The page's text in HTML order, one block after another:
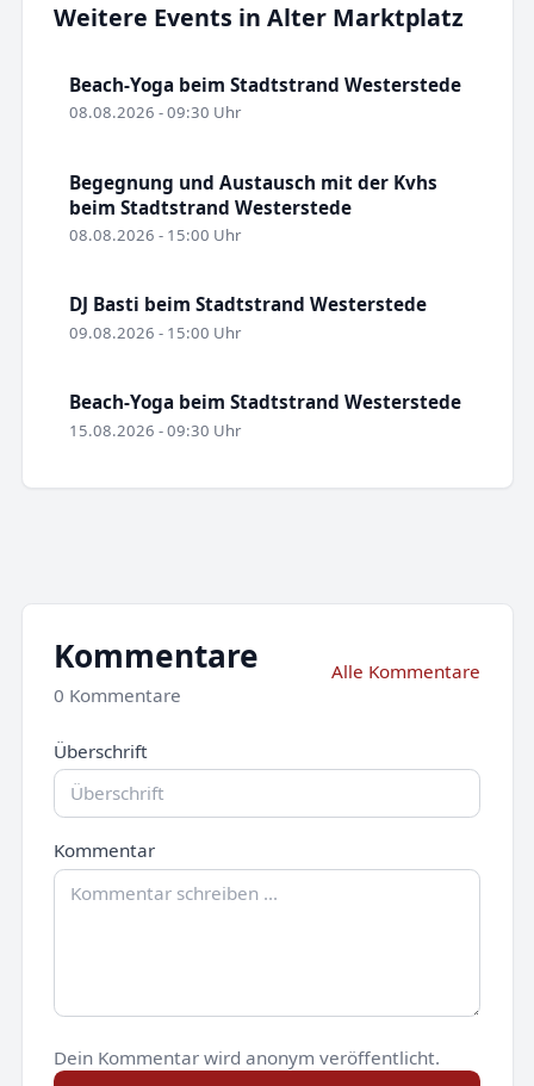
Weitere Events in Alter Marktplatz
Beach-Yoga beim Stadtstrand Westerstede
08.08.2026 - 09:30 Uhr
Begegnung und Austausch mit der Kvhs
beim Stadtstrand Westerstede
08.08.2026 - 15:00 Uhr
DJ Basti beim Stadtstrand Westerstede
09.08.2026 - 15:00 Uhr
Beach-Yoga beim Stadtstrand Westerstede
15.08.2026 - 09:30 Uhr
Kommentare
0 Kommentare
Alle Kommentare
Überschrift
Kommentar
Dein Kommentar wird anonym veröffentlicht.